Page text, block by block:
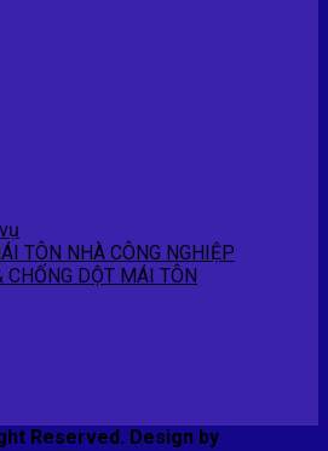
TÔN NHÀ CÔNG NGHIỆP
CHỐNG DỘT MÁI TÔN
Reserved. Design by